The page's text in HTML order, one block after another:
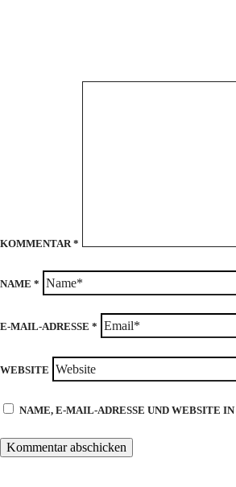
KOMMENTAR *
NAME *
E-MAIL-ADRESSE *
WEBSITE
NAME, E-MAIL-ADRESSE UND WEBSITE